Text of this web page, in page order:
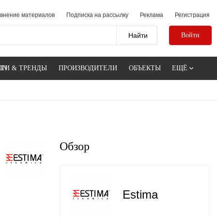
материалов Подписка на рассылку Реклама Регистрация
Войти
& ТРЕНДЫ ПРОИЗВОДИТЕЛИ ОБЪЕКТЫ ЕЩЁ
Обзор
Estima